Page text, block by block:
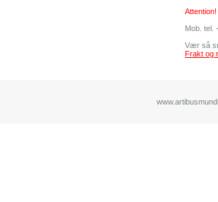
Mob. tel.
Vær så
Frakt og